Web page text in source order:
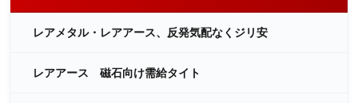
レアメタル・レアアース、反発気配なくジリ安
レアアース 磁石向け需給タイト